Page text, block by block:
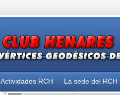
Actividades RCH La sede del RCH